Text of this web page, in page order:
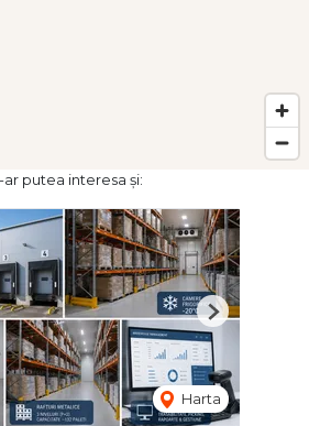
ar putea interesa și:
Harta
Next